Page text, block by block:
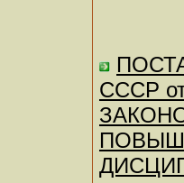
СССР